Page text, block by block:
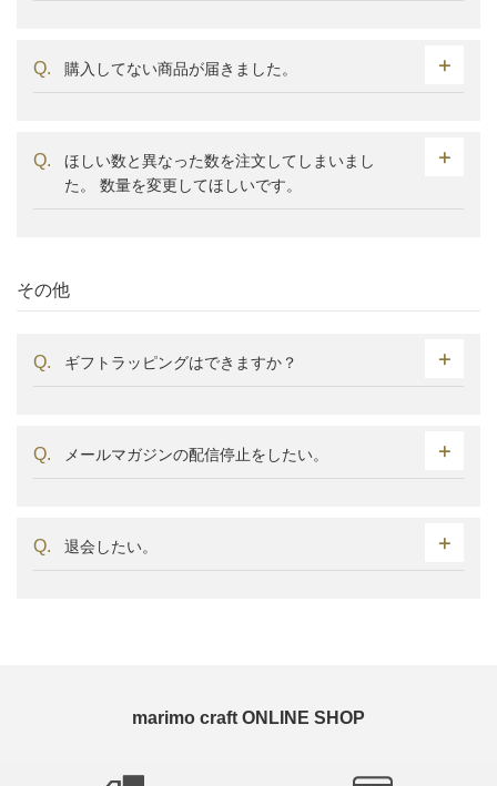
購入してない商品が届きました。
ほしい数と異なった数を注文してしまいまし
た。 数量を変更してほしいです。
その他
ギフトラッピングはできますか？
メールマガジンの配信停止をしたい。
退会したい。
marimo craft ONLINE SHOP